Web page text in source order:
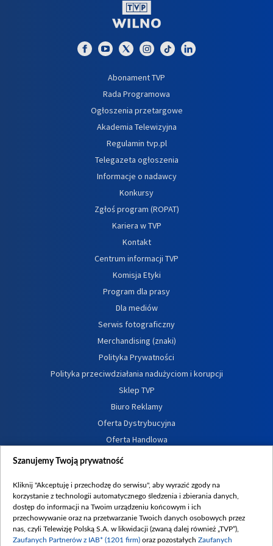
Abonament TVP
Rada Programowa
Ogłoszenia przetargowe
Akademia Telewizyjna
Regulamin tvp.pl
Telegazeta ogłoszenia
Informacje o nadawcy
Konkursy
Zgłoś program (ROPAT)
Kariera w TVP
Kontakt
Centrum informacji TVP
Komisja Etyki
Program dla prasy
Dla mediów
Serwis fotograficzny
Merchandising (znaki)
Polityka Prywatności
Polityka przeciwdziałania nadużyciom i korupcji
Sklep TVP
Biuro Reklamy
Oferta Dystrybucyjna
Oferta Handlowa
Dostępność
Procedura zgłoszeń wewnętrznych
Szanujemy Twoją prywatność
Kliknij "Akceptuję i przechodzę do serwisu", aby wyrazić zgody na
korzystanie z technologii automatycznego śledzenia i zbierania danych,
dostęp do informacji na Twoim urządzeniu końcowym i ich
przechowywanie oraz na przetwarzanie Twoich danych osobowych przez
nas, czyli Telewizję Polską S.A. w likwidacji (zwaną dalej również „TVP”),
Zaufanych Partnerów z IAB* (1201 firm) oraz pozostałych Zaufanych